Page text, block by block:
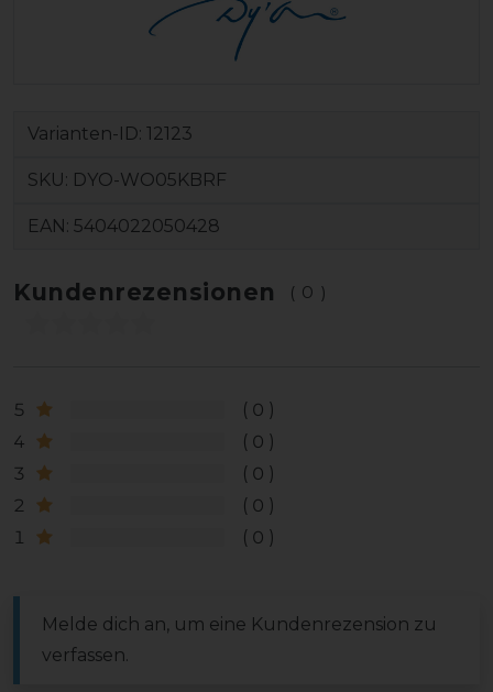
Varianten-ID: 12123
SKU: DYO-WO05KBRF
EAN: 5404022050428
Kundenrezensionen (0)
5
0
4
0
3
0
2
0
1
0
Melde dich an, um eine Kundenrezension zu
verfassen.